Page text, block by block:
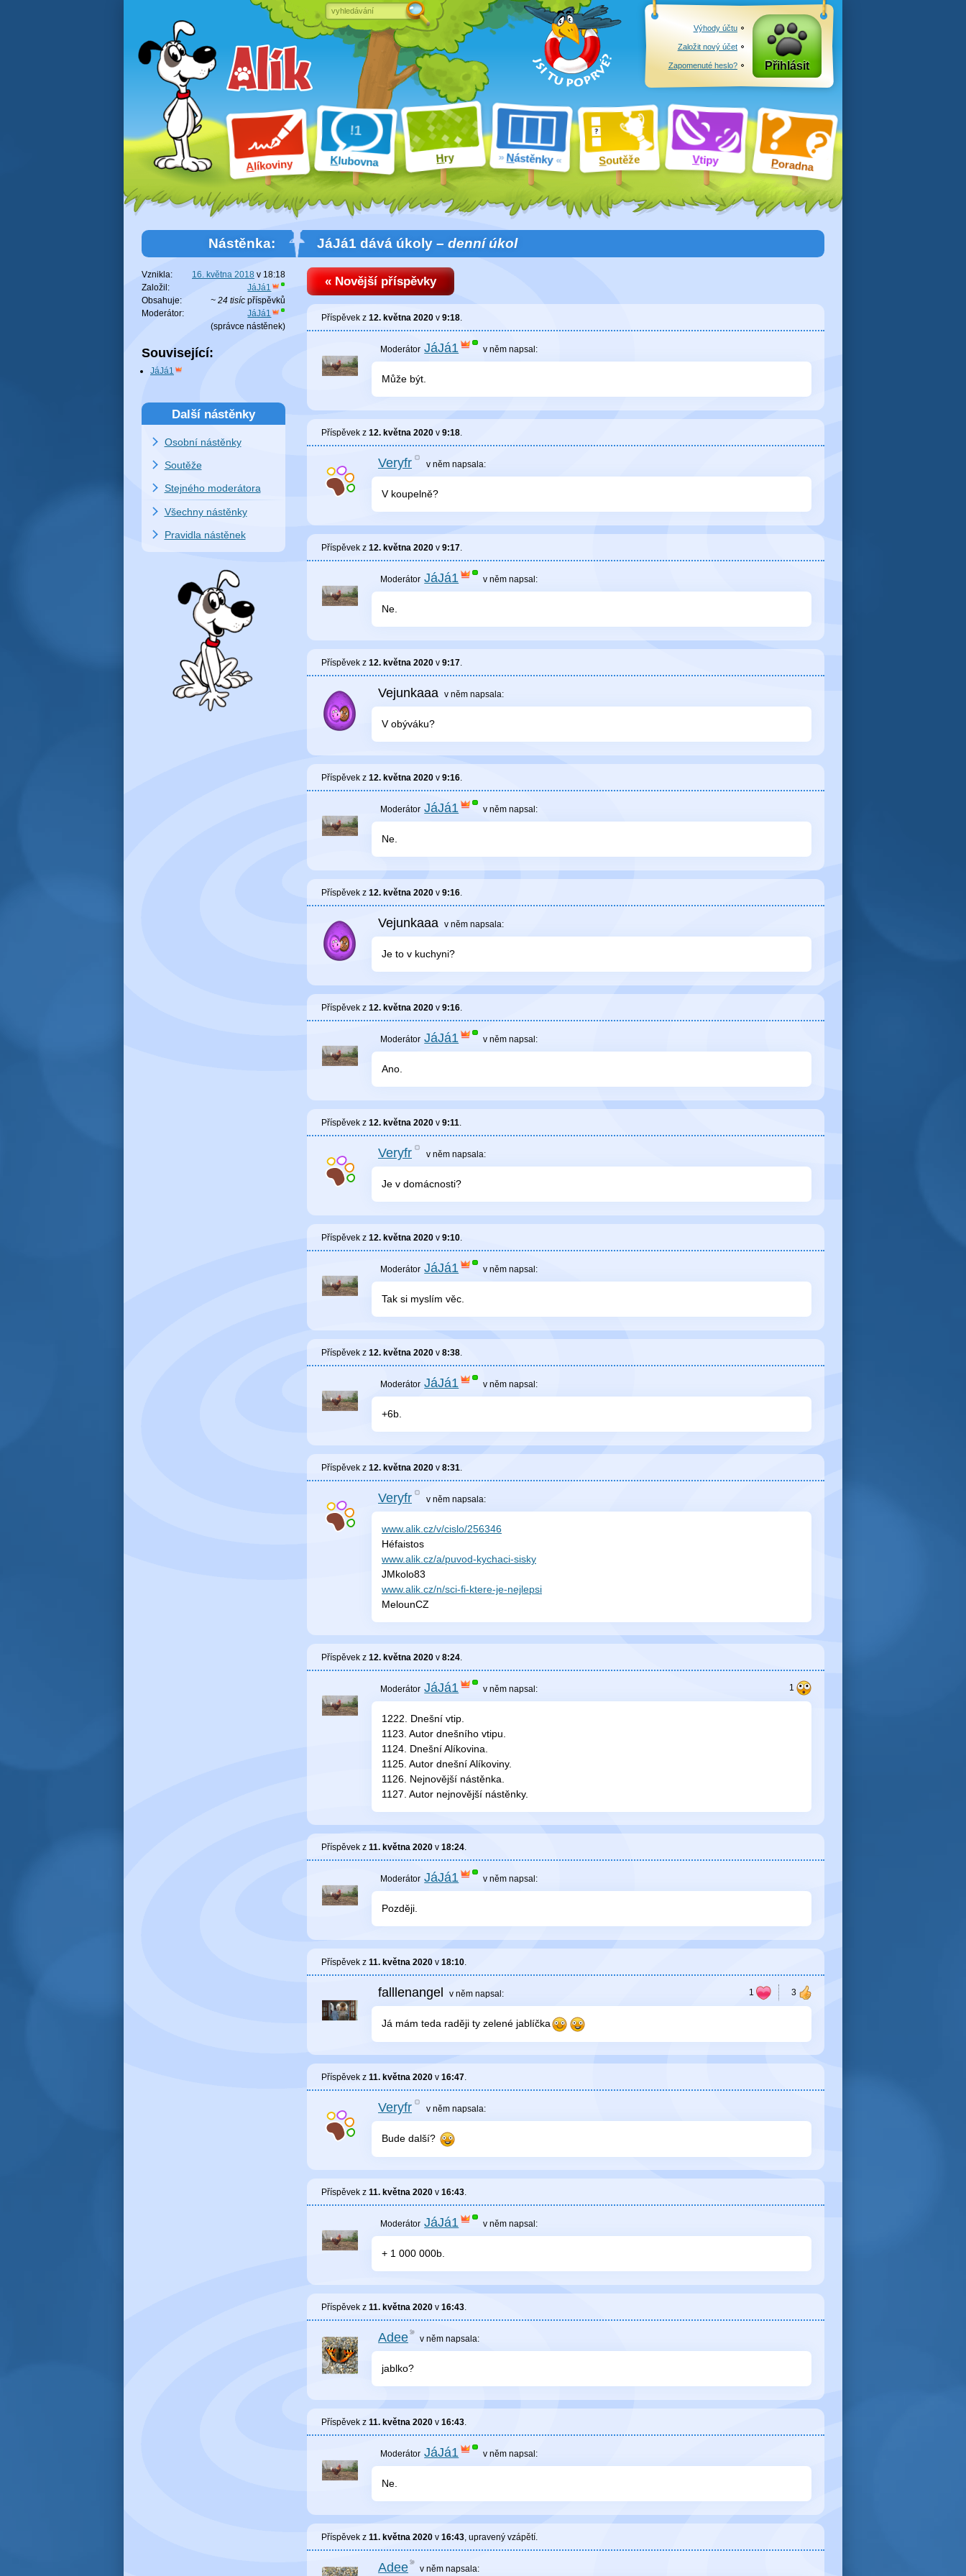
Alíkoviny Klubovna Hry Nástěnky Soutěže Vtipy Poradna
Výhody účtu
Založit nový účet
Zapomenuté heslo? Přihlásit
JáJá1 dává úkoly –denní úkol
« Novější příspěvky
Příspěvek z 12. května 2020 v 9:18.
JáJá1 v něm napsal:
Může být.
Příspěvek z 12. května 2020 v 9:18.
Veryfr v němnapsala:
V koupelně?
Příspěvek z 12. května 2020 v 9:17.
JáJá1 v něm napsal:
Ne.
Příspěvek z 12. května 2020 v 9:17.
Vejunkaaa v něm napsala:
V obýváku?
Příspěvek z 12. května 2020 v 9:16.
JáJá1 v něm napsal:
Ne.
Příspěvek z 12. května 2020 v 9:16.
Vejunkaaa v něm napsala:
Je to v kuchyni?
Příspěvek z 12. května 2020 v 9:16.
JáJá1 v něm napsal:
Ano.
Příspěvek z 12. května 2020 v 9:11.
Veryfr v němnapsala:
Je v domácnosti?
Příspěvek z 12. května 2020 v 9:10.
JáJá1 v něm napsal:
Tak si myslím věc.
Příspěvek z 12. května 2020 v 8:38.
JáJá1 v něm napsal:
+6b.
Příspěvek z 12. května 2020 v 8:31.
Veryfr v němnapsala:
www.alik.cz/v/cislo/256346
Héfaistos
www.alik.cz/a/puvod-kychaci-sisky
JMkolo83
www.alik.cz/n/sci-fi-ktere-je-nejlepsi
MelounCZ
Příspěvek z 12. května 2020 v 8:24.
JáJá1 v něm napsal:
1222. Dnešní vtip.
1123. Autor dnešního vtipu.
1124. Dnešní Alíkovina.
1125. Autor dnešní Alíkoviny.
1126. Nejnovější nástěnka.
1127. Autor nejnovější nástěnky.
Příspěvek z 11. května 2020 v 18:24.
JáJá1 v něm napsal:
Později.
Příspěvek z 11. května 2020 v 18:10.
falllenangel v něm napsal:
Já mám teda raději ty zelené jablíčka
Příspěvek z 11. května 2020 v 16:47.
Veryfr v němnapsala:
Bude další?
Příspěvek z 11. května 2020 v 16:43.
JáJá1 v něm napsal:
+ 1 000 000b.
Příspěvek z 11. května 2020 v 16:43.
Adee v něm napsala:
jablko?
Příspěvek z 11. května 2020 v 16:43.
JáJá1 v něm napsal:
Ne.
Příspěvek z 11. května 2020 v 16:43, upravený vzápětí.
Adee v něm napsala:
Nástěnka:
Vznikla: 16. května 2018 v 18:18
Založil:
JáJá1
Obsahuje:
~ 24 tisíc příspěvků
Moderátor:
JáJá1
(správce nástěnek)
Související:
JáJá1
Další nástěnky
Osobní nástěnky
Soutěže
Stejného moderátora
Všechny nástěnky
Pravidla nástěnek